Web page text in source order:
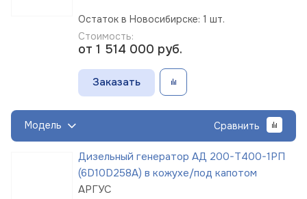
Остаток в Новосибирске: 1 шт.
Стоимость:
от 1 514 000 руб.
Заказать
Модель Сравнить
Дизельный генератор АД 200-Т400-1РП
(6D10D258A) в кожухе/под капотом
АРГУС